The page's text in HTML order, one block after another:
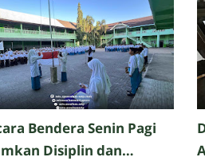
Bendera Senin Pagi
Disiplin dan